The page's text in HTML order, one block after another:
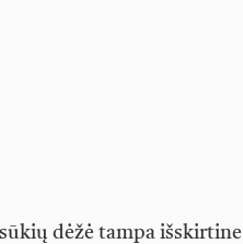
dėžė tampa